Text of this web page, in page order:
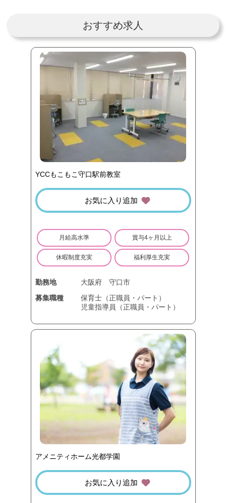
おすすめ求人
YCCもこもこ守口駅前教室
お気に入り追加
月給高水準 賞与4ヶ月以上
休暇制度充実 福利厚生充実
勤務地 大阪府
守口市
募集職種
保育士（正職員・パート）
児童指導員（正職員・パート）
アメニティホーム光都学園
お気に入り追加